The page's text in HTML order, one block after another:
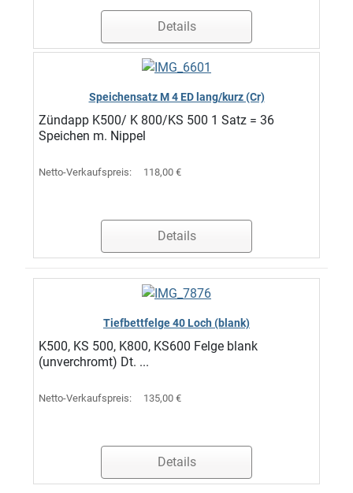
Details
Speichensatz M 4 ED lang/kurz (Cr)
Zündapp K500/ K 800/KS 500 1 Satz = 36
Speichen m. Nippel
Netto-Verkaufspreis: 118,00 €
Details
Tiefbettfelge 40 Loch (blank)
K500, KS 500, K800, KS600 Felge blank
(unverchromt) Dt. ...
Netto-Verkaufspreis: 135,00 €
Details